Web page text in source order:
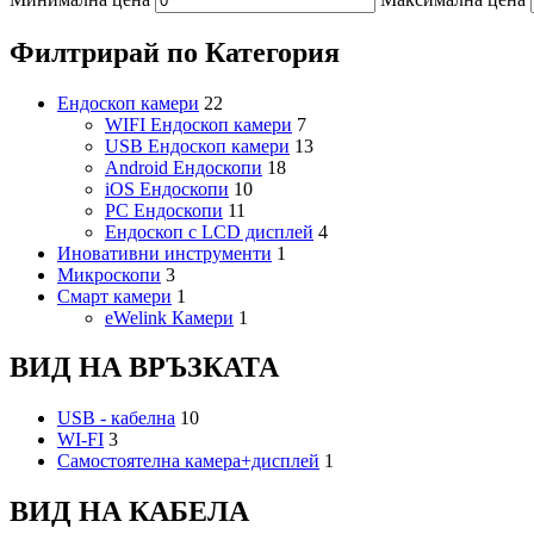
Филтрирай по Категория
Ендоскоп камери 22
WIFI Ендоскоп камери 7
USB Ендоскоп камери 13
Android Ендоскопи 18
iOS Ендоскопи 10
PC Ендоскопи 11
Ендоскоп с LCD дисплей 4
Иновативни инструменти 1
Микроскопи 3
Смарт камери 1
eWelink Камери 1
ВИД НА ВРЪЗКАТА
USB - кабелна 10
WI-FI 3
Самостоятелна камера+дисплей 1
ВИД НА КАБЕЛА